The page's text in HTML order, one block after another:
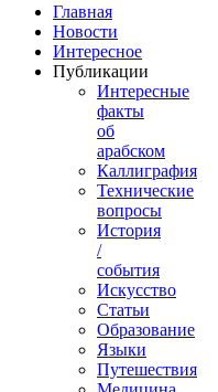
Главная
Новости
Интересное
Публикации
Интересные
факты
об
арабском
Каллиграфия
Технические
вопросы
История
/
события
Искусство
Статьи
Образование
Языки
Путешествия